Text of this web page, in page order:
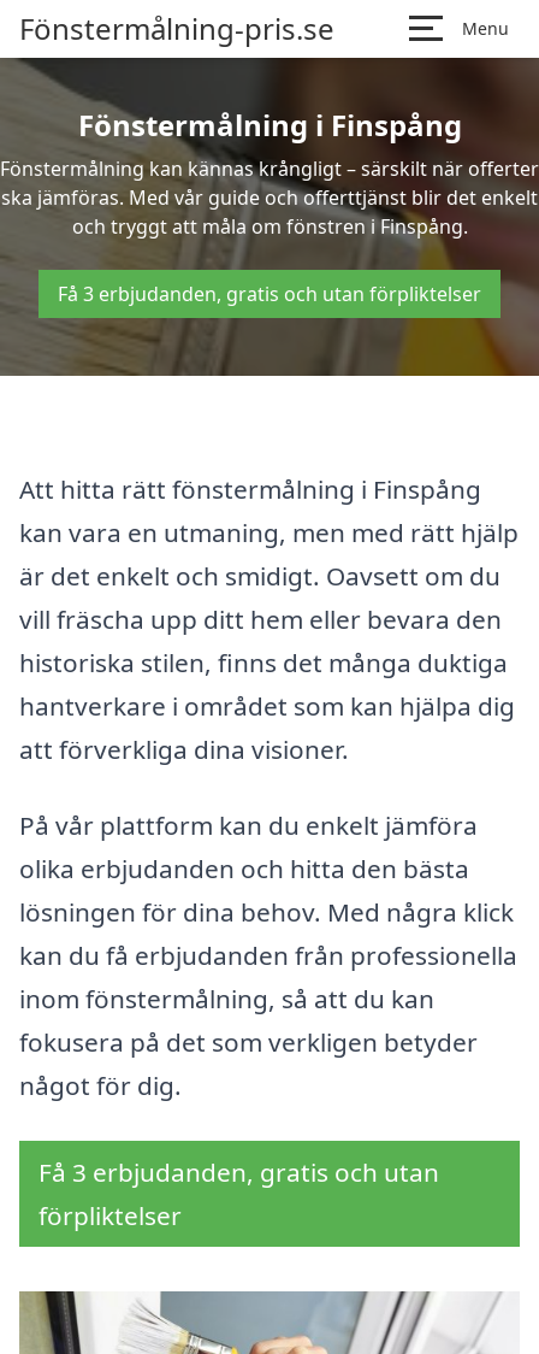
Fönstermålning-pris.se Menu
Fönstermålning i Finspång
Fönstermålning kan kännas krångligt – särskilt när offerter
ska jämföras. Med vår guide och offerttjänst blir det enkelt
och tryggt att måla om fönstren i Finspång.
Få 3 erbjudanden, gratis och utan förpliktelser
Att hitta rätt fönstermålning i Finspång
kan vara en utmaning, men med rätt hjälp
är det enkelt och smidigt. Oavsett om du
vill fräscha upp ditt hem eller bevara den
historiska stilen, finns det många duktiga
hantverkare i området som kan hjälpa dig
att förverkliga dina visioner.
På vår plattform kan du enkelt jämföra
olika erbjudanden och hitta den bästa
lösningen för dina behov. Med några klick
kan du få erbjudanden från professionella
inom fönstermålning, så att du kan
fokusera på det som verkligen betyder
något för dig.
Få 3 erbjudanden, gratis och utan
förpliktelser